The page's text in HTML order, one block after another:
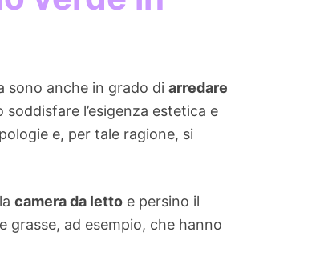
sono anche in grado di arredare
l’esigenza estetica e
e, per tale ragione, si
camera da letto e persino il
grasse, ad esempio, che hanno